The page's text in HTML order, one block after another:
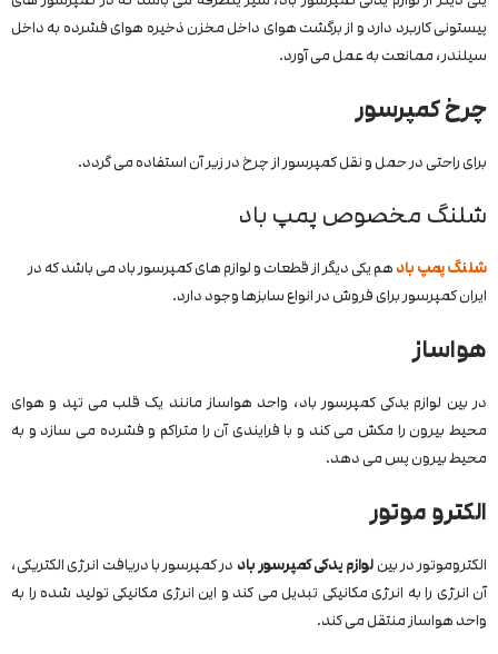
پیستونی کاربرد دارد و از برگشت هوای داخل مخزن ذخیره هوای فشرده به داخل
سیلندر، ممانعت به عمل می آورد.
چرخ کمپرسور
برای راحتی در حمل و نقل کمپرسور از چرخ در زیر آن استفاده می گردد.
شلنگ مخصوص پمپ باد
شلنگ پمپ باد هم یکی دیگر از قطعات و لوازم های کمپرسور باد می باشد که در
ایران کمپرسور برای فروش در انواع سابزها وجود دارد.
هواساز
در بین لوازم یدکی کمپرسور باد، واحد هواساز مانند یک قلب می تپد و هوای
محیط بیرون را مکش می کند و با فرایندی آن را متراکم و فشرده می سازد و به
محیط بیرون پس می دهد.
الکترو موتور
الکتروموتور در بین لوازم یدکی کمپرسور باد در کمپرسور با دریافت انرژی الکتریکی،
آن انرژی را به انرژی مکانیکی تبدیل می کند و این انرژی مکانیکی تولید شده را به
واحد هواساز منتقل می کند.